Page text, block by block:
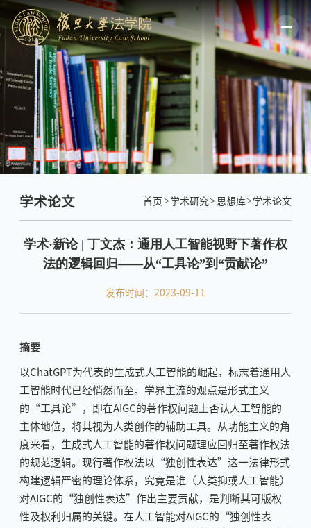
学术论文 首页 学术研究 思想库 学术论文
学术·新论 | 丁文杰：通用人工智能视野下著作权
法的逻辑回归——从“工具论”到“贡献论”
发布时间：2023-09-11
摘要
以ChatGPT为代表的生成式人工智能的崛起，标志着通用人
工智能时代已经悄然而至。学界主流的观点是形式主义
的“工具论”，即在AIGC的著作权问题上否认人工智能的
主体地位，将其视为人类创作的辅助工具。从功能主义的角
度来看，生成式人工智能的著作权问题理应回归至著作权法
的规范逻辑。现行著作权法以“独创性表达”这一法律形式
构建逻辑严密的理论体系，究竟是谁（人类抑或人工智能）
对AIGC的“独创性表达”作出主要贡献，是判断其可版权
性及权利归属的关键。在人工智能对AIGC的“独创性表